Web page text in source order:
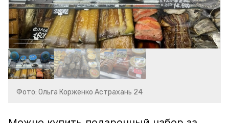
Фото: Ольга Корженко Астрахань 24